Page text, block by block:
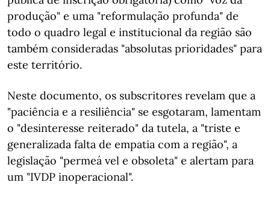
produção" e uma "reformulação profunda" de
todo o quadro legal e institucional da região são
também consideradas "absolutas prioridades" para
este território.
Neste documento, os subscritores revelam que a
"paciência e a resiliência" se esgotaram, lamentam
o "desinteresse reiterado" da tutela, a "triste e
generalizada falta de empatia com a região", a
legislação "permeá vel e obsoleta" e alertam para
um "IVDP inoperacional".